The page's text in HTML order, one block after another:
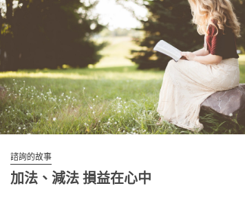
諮詢的故事
加法、減法 損益在心中